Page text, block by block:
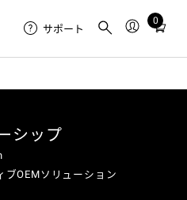
サポート
0
Total
in
シップ
ブOEMソリューション